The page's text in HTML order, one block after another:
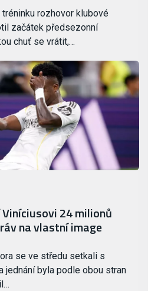
rozhovor klubové
začátek předsezonní
chuť se vrátit,…
Viníciusovi 24 milionů
na vlastní image
se ve středu setkali s
jednání byla podle obou stran